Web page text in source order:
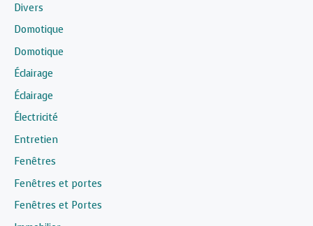
Divers
Domotique
Domotique
Éclairage
Éclairage
Électricité
Entretien
Fenêtres
Fenêtres et portes
Fenêtres et Portes